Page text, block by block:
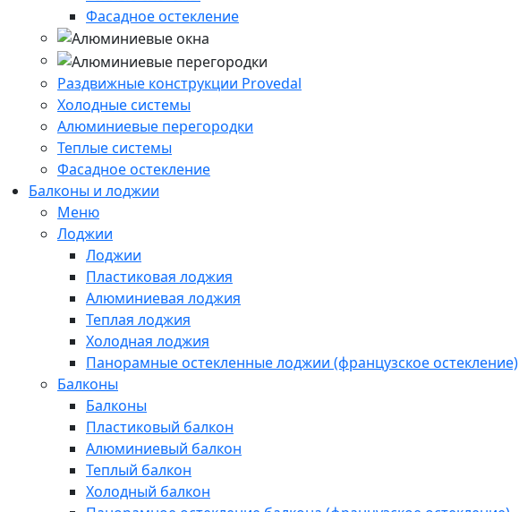
Фасадное остекление
Раздвижные конструкции Provedal
Холодные системы
Алюминиевые перегородки
Теплые системы
Фасадное остекление
Балконы и лоджии
Меню
Лоджии
Лоджии
Пластиковая лоджия
Алюминиевая лоджия
Теплая лоджия
Холодная лоджия
Панорамные остекленные лоджии (французское остекление)
Балконы
Балконы
Пластиковый балкон
Алюминиевый балкон
Теплый балкон
Холодный балкон